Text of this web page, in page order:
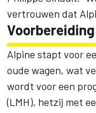
vertrouwen dat
Alpine stapt voor
oude wagen, wat
wordt voor een
(LMH), hetzij met